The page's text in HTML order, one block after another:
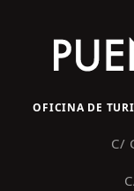
OFICINA DE
C/